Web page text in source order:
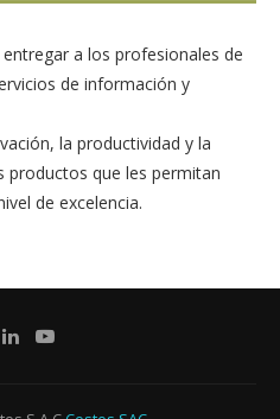
a los profesionales de
de información y
la productividad y la
que les permitan
de excelencia.